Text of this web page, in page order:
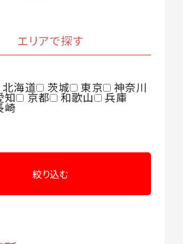
エリアで探す
北海道 茨城 東京 神奈川
知 京都 和歌山 兵庫
崎